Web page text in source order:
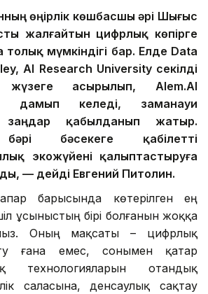
өңірлік көшбасшы әрі Шығыс
жалғайтын цифрлық көпірге
толық мүмкіндігі бар. Елде Data
AI Research University секілді
жүзеге асырылып, Alem.AI
дамып келеді, заманауи
заңдар қабылданып жатыр.
бәсекеге қабілетті
экожүйені қалыптастыруға
— дейді Евгений Питолин.
барысында көтерілген ең
ұсыныстың бірі болғанын жоққа
Оның мақсаты – цифрлық
ғана емес, сонымен қатар
технологияларын отандық
саласына, денсаулық сақтау